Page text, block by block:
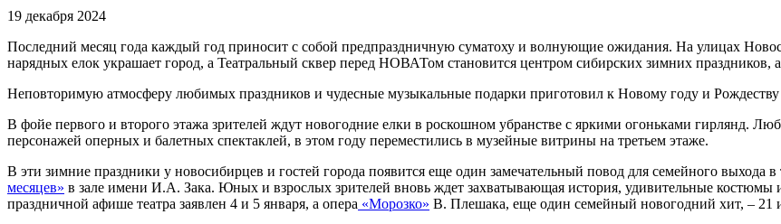
19 декабря 2024
Последний месяц года каждый год приносит с собой предпраздничную суматоху и волнующие ожидания. На улицах
нарядных елок украшает город, а Театральный сквер перед НОВАТом становится центром сибирских зимних праздников, а
Неповторимую атмосферу любимых праздников и чудесные музыкальные подарки приготовил к Новому году и
В фойе первого и второго этажа зрителей ждут новогодние елки в роскошном убранстве с яркими огоньками гирлянд.
персонажей оперных и балетных спектаклей, в этом году переместились в музейные витрины на третьем этаже.
В эти зимние праздники у новосибирцев и гостей города появится еще один замечательный повод для семейного выхода в
месяцев» в зале имени И.А. Зака. Юных и взрослых зрителей вновь ждет захватывающая история, удивительные костюмы
праздничной афише театра заявлен 4 и 5 января, а опера «Морозко» В. Плешака, еще один семейный новогодний хит, ‒ 21